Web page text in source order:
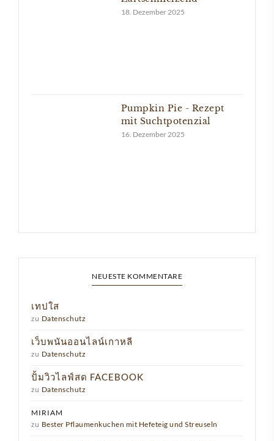
18. Dezember 2025
Pumpkin Pie - Rezept
mit Suchtpotenzial
16. Dezember 2025
NEUESTE KOMMENTARE
เทปใส
zu Datenschutz
เว็บพนันออนไลน์เกาหลี
zu Datenschutz
ปั้มวิวไลฟ์สด FACEBOOK
zu Datenschutz
MIRIAM
zu Bester Pflaumenkuchen mit Hefeteig und Streuseln